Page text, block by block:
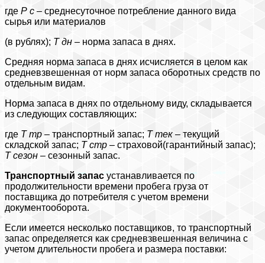
где Р с – среднесуточное потребление данного вида
сырья или материалов
(в рублях); Тдн – норма запаса в днях.
Средняя норма запаса в днях исчисляется в целом как
средневзвешенная от норм запаса оборотных средств по
отдельным видам.
Норма запаса в днях по отдельному виду, складывается
из следующих составляющих:
где Ттр – транспортный запас; Ттек – текущий
складской запас; Тстр – страховой(гарантийный запас);
Тсезон – сезонный запас.
Транспортный запас устанавливается по
продолжительности времени пробега груза от
поставщика до потребителя с учетом времени
документооборота.
Если имеется несколько поставщиков, то транспортный
запас определяется как средневзвешенная величина с
учетом длительности пробега и размера поставки: